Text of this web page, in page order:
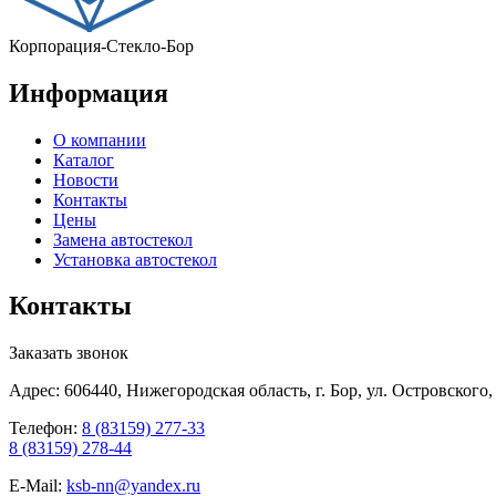
Корпорация-Стекло-Бор
Информация
О компании
Каталог
Новости
Контакты
Цены
Замена автостекол
Установка автостекол
Контакты
Заказать звонок
Адрес: 606440, Нижегородская область, г. Бор, ул.
Телефон: 8 (83159) 277-33
8 (83159) 278-44
E-Mail: ksb-nn@yandex.ru